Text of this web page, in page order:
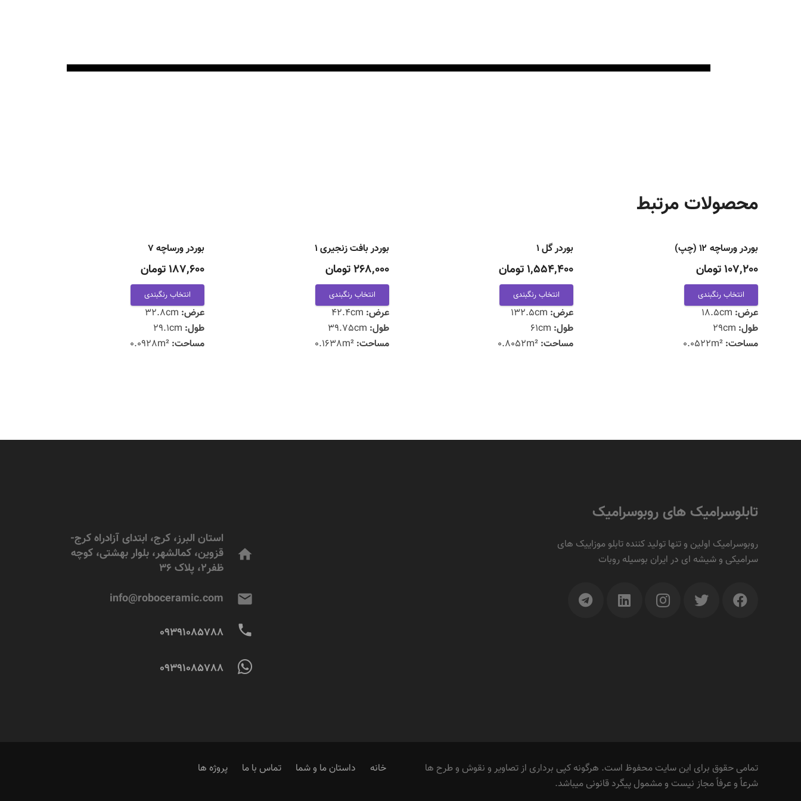
محصولات مرتبط
بوردر ورساچه ۱۲ (چپ)
107,200 تومان
انتخاب رنگبندی
عرض:
طول:
مساحت:
بوردر گل ۱
1,554,400 تومان
انتخاب رنگبندی
عرض:
طول:
مساحت:
بوردر بافت زنجیری ۱
268,000 تومان
انتخاب رنگبندی
عرض:
طول:
مساحت: 0.1638m²
بوردر ورساچه ۷
187,600 تومان
انتخاب رنگبندی
عرض:
طول:
مساحت:
تابلوسرامیک های روبوسرامیک
روبوسرامیک اولین و تنها تولید کننده تابلو موزاییک های
سرامیکی و شیشه ای در ایران بوسیله روبات
home
استان البرز، کرج، ابتدای آزادراه کرج-
قزوین، کمالشهر، بلوار بهشتی، کوچه
ظفر2، پلاک 36
mail
info@roboceramic.com
phone
09391085788
09391085788
تمامی حقوق برای این سایت محفوظ است. هرگونه کپی برداری از تصاویر و نقوش و طرح ها
شرعاً و عرفاً مجاز نیست و مشمول پیگرد قانونی میباشد.
خانه داستان ما و شما تماس با ما پروژه ها